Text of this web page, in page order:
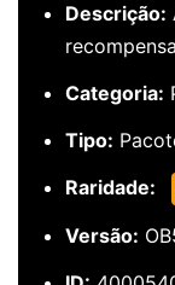
Descrição:
Categoria:
Tipo:
Raridade:
Versão: